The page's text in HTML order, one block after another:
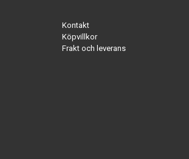
Kontakt
Köpvillkor
Frakt och leverans